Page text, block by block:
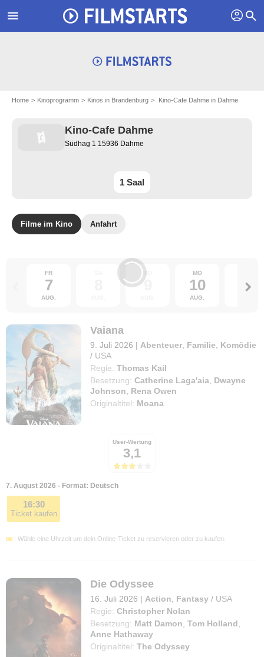
menu profil search
Home Kinoprogramm Kinos in Brandenburg Kino-Cafe Dahme in Dahme
Kino-Cafe Dahme
Südhag 1 15936 Dahme
1 Saal
Filme im Kino Anfahrt
FR
7
AUG.
9
MO
10
AUG.
11
Vaiana
9. Juli 2026 | Abenteuer Familie
Komödie
/ USA
Regie: Thomas Kail
Besetzung: Catherine Laga'aia
Dwayne
Johnson
Rena Owen
Originaltitel: Moana
User-Wertung
3,1
7. August 2026 - Format: Deutsch
16:30
Ticket kaufen
Wähle eine Uhrzeit um dein Online-Ticket zu reservieren oder zu kaufen.
Die Odyssee
16. Juli 2026 | Action Fantasy / USA
Regie: Christopher Nolan
Besetzung: Matt Damon ,Tom Holland
Anne Hathaway
Originaltitel:The Odyssey